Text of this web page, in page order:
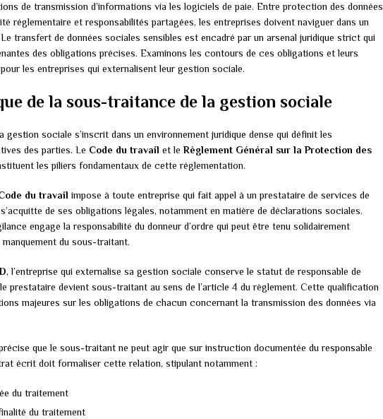
de transmission d’informations via les logiciels de paie. Entre protection des données
réglementaire et responsabilités partagées, les entreprises doivent naviguer dans un
transfert de données sociales sensibles est encadré par un arsenal juridique strict qui
des obligations précises. Examinons les contours de ces obligations et leurs
les entreprises qui externalisent leur gestion sociale.
de la sous-traitance de la gestion sociale
gestion sociale s’inscrit dans un environnement juridique dense qui définit les
des parties. Le Code du travail et leRèglement Général sur la Protection des
les piliers fondamentaux de cette réglementation.
du travail impose à toute entreprise qui fait appel à un prestataire de services de
de ses obligations légales, notamment en matière de déclarations sociales.
engage la responsabilité du donneur d’ordre qui peut être tenu solidairement
du sous-traitant.
, l’entreprise qui externalise sa gestion sociale conserve le statut de responsable de
prestataire devient sous-traitant au sens de l’article 4 du règlement. Cette qualification
majeures sur les obligations de chacun concernant la transmission des données via
que le sous-traitant ne peut agir que sur instruction documentée du responsable
écrit doit formaliser cette relation, stipulant notamment :
du traitement
du traitement